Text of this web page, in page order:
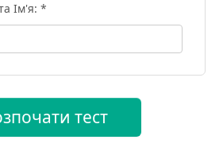
Ім'я: *
тест